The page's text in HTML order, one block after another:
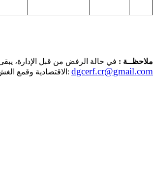
ملاحظــة : في حالة الرفض من قبل الإدارة،
الاقتصادية وقمع الغش ) وزارة التجارة عبر البريد الالكتروني: dgcerf.cr@gmail.com